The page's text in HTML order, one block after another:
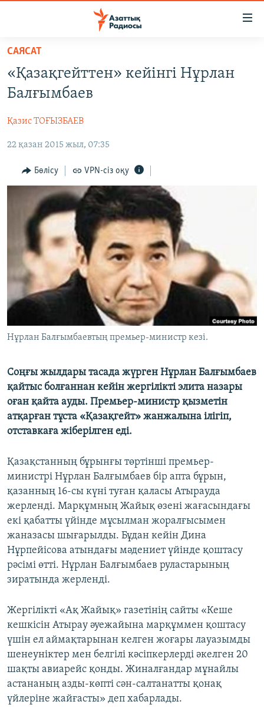
Skip
main
content
to
Navigation
САЯСАТ
ҚАҢТАР ОҚИҒАСЫ
АДАМ ҚҰҚЫҚТАРЫ
ӘЛЕУМЕТ
АРНАЙЫ ЖОБАЛАР
Русский
ЖАЗЫЛЫҢЫЗ
Басқа тілдерде
САЯСАТ
«Қазақгейттен» кейінгі Нұрлан
Балғымбаев
Қазис ТОҒЫЗБАЕВ
22 қазан 2015 жыл, 07:35
Бөлісу VPN-сіз оқу
Нұрлан Балғымбаевтың премьер-министр кезі.
Соңғы жылдары тасада жүрген Нұрлан Балғымбаев
қайтыс болғаннан кейін жергілікті элита назары
оған қайта ауды. Премьер-министр қызметін
атқарған тұста «Қазақгейт» жанжалына ілігіп,
отставкаға жіберілген еді.
Қазақстанның бұрынғы төртінші премьер-
министрі Нұрлан Балғымбаев бір апта бұрын,
қазанның 16-сы күні туған қаласы Атырауда
жерленді. Марқұмның Жайық өзені жағасындағы
екі қабатты үйінде мұсылман жоралғысымен
жаназасы шығарылды. Бұдан кейін Дина
Нұрпейісова атындағы мәдениет үйінде қоштасу
рәсімі өтті. Нұрлан Балғымбаев руластарының
зиратында жерленді.
Жергілікті «Ақ Жайық» газетінің сайты «Кеше
кешкісін Атырау әуежайына марқұммен қоштасу
үшін ел аймақтарынан келген жоғары лауазымды
шенеуніктер мен белгілі кәсіпкерлерді әкелген 20
шақты авиарейс қонды. Жиналғандар мұнайлы
астананың азды-көпті сән-салтанатты қонақ
үйлеріне жайғасты» деп хабарлады.